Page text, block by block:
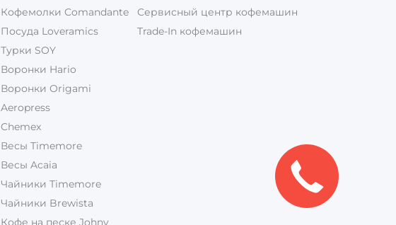
Кофемолки Comandante
Посуда Loveramics
Турки SOY
Воронки Hario
Воронки Origami
Aeropress
Chemex
Весы Timemore
Весы Acaia
Чайники Timemore
Чайники Brewista
Кофе на песке Johny
Сервисный центр кофемашин
Trade-In кофемашин